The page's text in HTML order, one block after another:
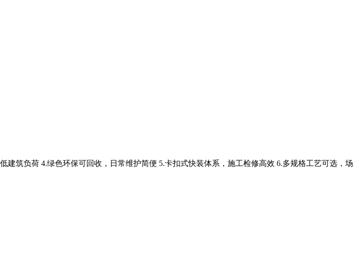
筑负荷 4.绿色环保可回收，日常维护简便 5.卡扣式快装体系，施工检修高效 6.多规格工艺可选，场